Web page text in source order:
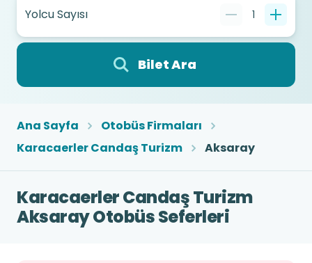
Yolcu Sayısı 1
Bilet Ara
Ana Sayfa
Otobüs Firmaları
Karacaerler Candaş Turizm
Aksaray
Karacaerler Candaş Turizm
Aksaray Otobüs Seferleri